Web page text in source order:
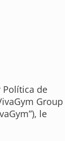
Política de
Group
le